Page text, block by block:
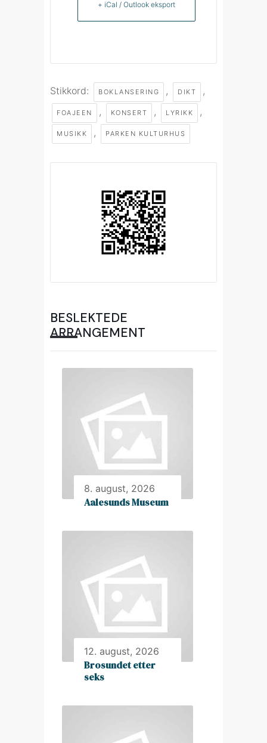
+ iCal / Outlook eksport
Stikkord: BOKLANSERING , DIKT ,
FOAJEEN , KONSERT , LYRIKK ,
MUSIKK , PARKEN KULTURHUS
BESLEKTEDE
ARRANGEMENT
8. august, 2026
Aalesunds Museum
12. august, 2026
Brosundet etter
seks